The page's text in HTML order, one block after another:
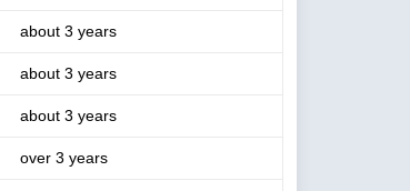
about 3 years
about 3 years
about 3 years
over 3 years